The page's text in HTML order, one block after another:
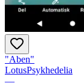
"Aben"
LotusPsykhedelia
—